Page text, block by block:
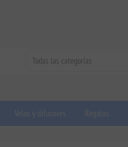
Velas y difusores Regalos